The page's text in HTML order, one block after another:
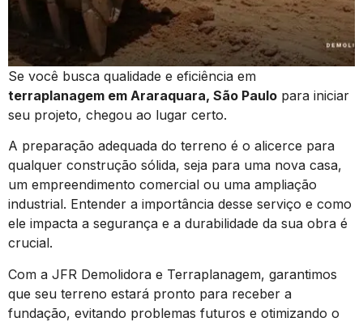
Se você busca qualidade e eficiência em
terraplanagem em Araraquara, São Paulo para iniciar
seu projeto, chegou ao lugar certo.
A preparação adequada do terreno é o alicerce para
qualquer construção sólida, seja para uma nova casa,
um empreendimento comercial ou uma ampliação
industrial. Entender a importância desse serviço e como
ele impacta a segurança e a durabilidade da sua obra é
crucial.
Com a JFR Demolidora e Terraplanagem, garantimos
que seu terreno estará pronto para receber a
fundação, evitando problemas futuros e otimizando o